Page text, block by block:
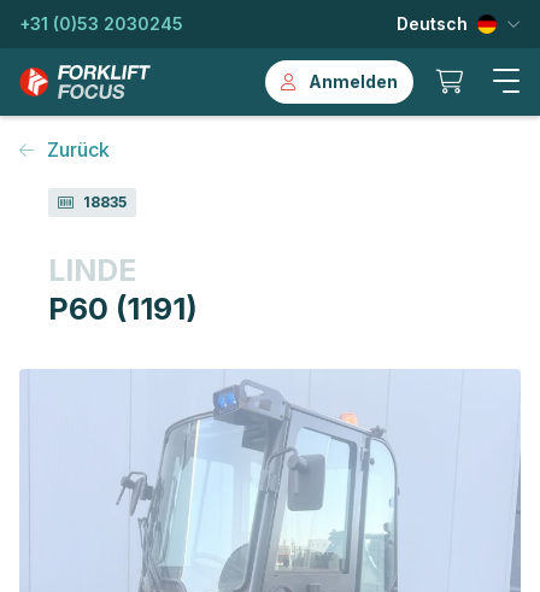
+31 (0)53 2030245 Deutsch
Anmelden
Zurück
18835
LINDE
P60 (1191)